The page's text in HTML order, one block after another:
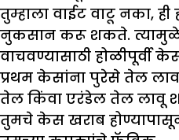
तुम्हाला वाईट वाटू नका,
नुकसान करू शकते. त्यामुळे
वाचवण्यासाठी होळीपूर्वी
प्रथम केसांना पुरेसे तेल
तेल किंवा एरंडेल तेल
तुमचे केस खराब